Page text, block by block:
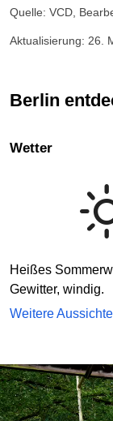
Quelle: VCD,
Aktualisierung: 26.
Berlin
Wetter
Heißes
Gewitter, windig.
Weitere